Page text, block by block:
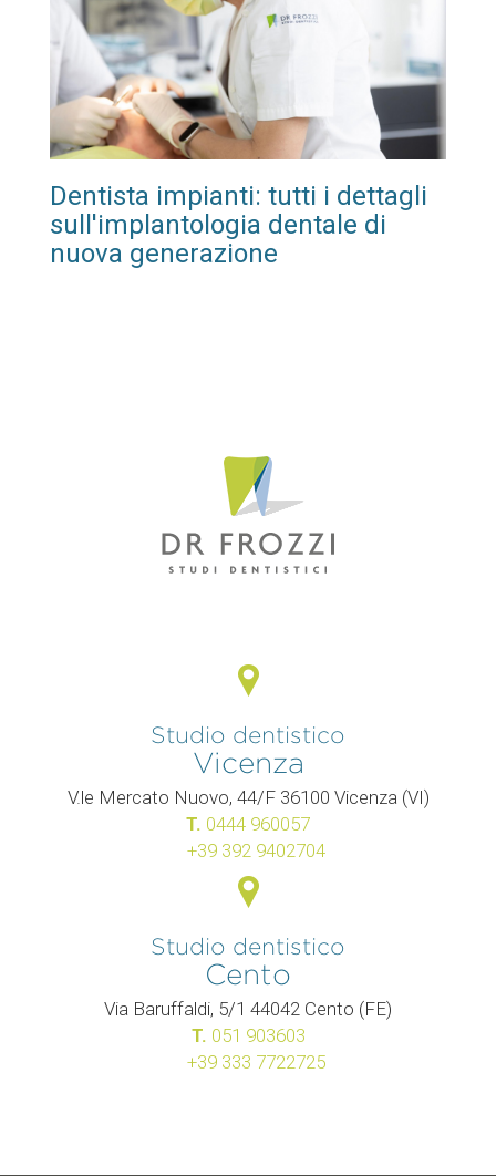
Dentista impianti: tutti i dettagli
sull'implantologia dentale di
nuova generazione
Studio dentistico
Vicenza
V.le Mercato Nuovo, 44/F 36100 Vicenza (VI)
T. 0444 960057
+39 392 9402704
Studio dentistico
Cento
Via Baruffaldi, 5/1 44042 Cento (FE)
T. 051 903603
+39 333 7722725